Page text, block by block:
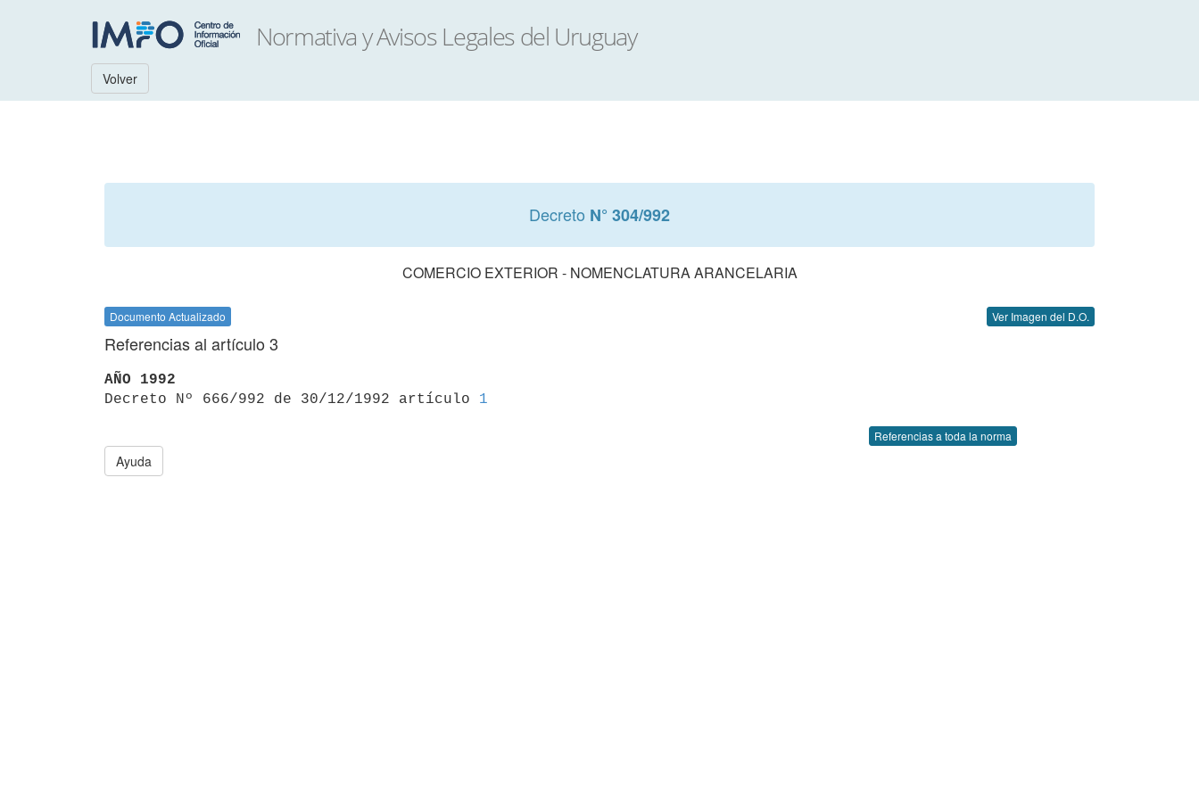
Volver
Decreto N° 304/992
COMERCIO EXTERIOR - NOMENCLATURA ARANCELARIA
Documento Actualizado Ver Imagen del D.O.
Referencias al artículo 3
AÑO 1992
Decreto Nº 666/992 de 30/12/1992 artículo 1
Referencias a toda la norma
Ayuda